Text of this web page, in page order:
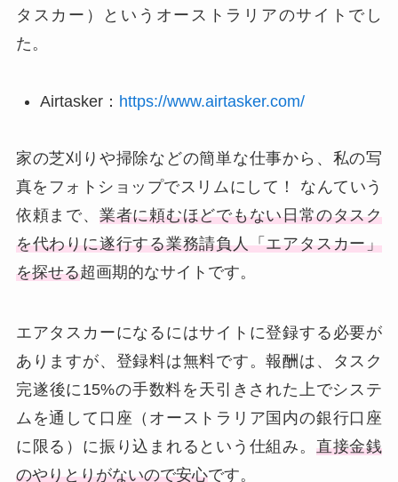
タスカー）というオーストラリアのサイトでし
た。
Airtasker： https://www.airtasker.com/
家の芝刈りや掃除などの簡単な仕事から、私の写
真をフォトショップでスリムにして！ なんていう
依頼まで、 業者に頼むほどでもない日常のタスク
を代わりに遂行する業務請負人「エアタスカー」
を探せる超画期的なサイトです。
エアタスカーになるにはサイトに登録する必要が
ありますが、登録料は無料です。報酬は、タスク
完遂後に15%の手数料を天引きされた上でシステ
ムを通して口座（オーストラリア国内の銀行口座
に限る）に振り込まれるという仕組み。 直接金銭
のやりとりがないので安心です。